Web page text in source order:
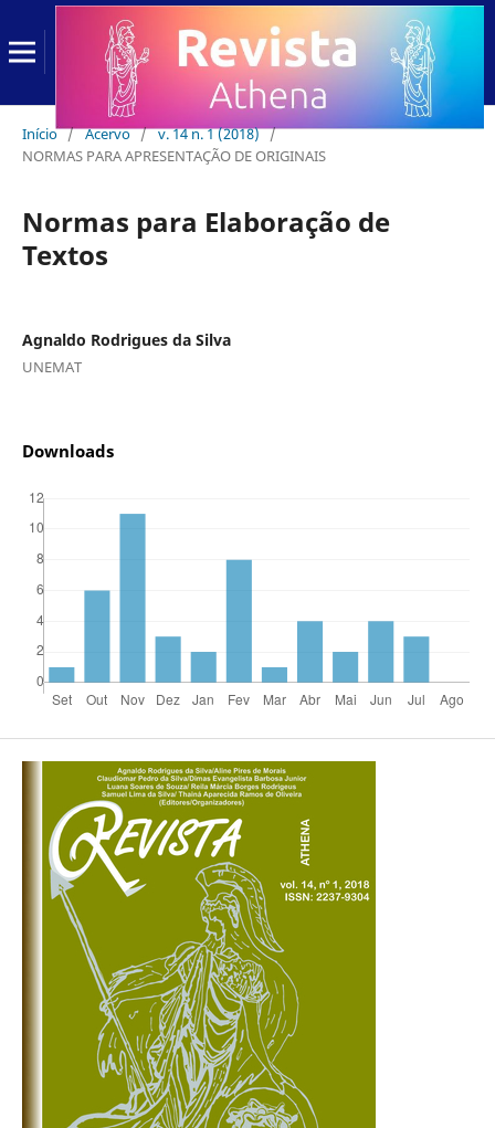
Início / Acervo / v. 14 n. 1 (2018) /
NORMAS PARA APRESENTAÇÃO DE ORIGINAIS
Normas para Elaboração de
Textos
Agnaldo Rodrigues da Silva
UNEMAT
Downloads